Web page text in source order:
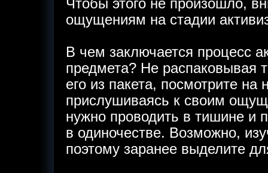
Чтобы этого не произошло,
ощущениям на стадии
В чем заключается процесс
предмета? Не распаковывая
его из пакета, посмотрите на
прислушиваясь к своим
нужно проводить в тишине и
в одиночестве. Возможно,
поэтому заранее выделите